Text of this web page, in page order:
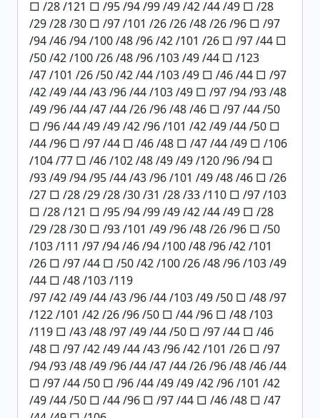
□ /28 /121 □ /95 /94 /99 /49 /42 /44 /49 □ /28
/29 /28 /30 □ /97 /101 /26 /26 /48 /26 /96 □ /97
/94 /46 /94 /100 /48 /96 /42 /101 /26 □ /97 /44 □
/50 /42 /100 /26 /48 /96 /103 /49 /44 □ /123
/47 /101 /26 /50 /42 /44 /103 /49 □ /46 /44 □ /97
/42 /49 /44 /43 /96 /44 /103 /49 □ /97 /94 /93 /48
/49 /96 /44 /47 /44 /26 /96 /48 /46 □ /97 /44 /50
□ /96 /44 /49 /49 /42 /96 /101 /42 /49 /44 /50 □
/44 /96 □ /97 /44 □ /46 /48 □ /47 /44 /49 □ /106
/104 /77 □ /46 /102 /48 /49 /49 /120 /96 /94 □
/93 /49 /94 /95 /44 /43 /96 /101 /49 /48 /46 □ /26
/27 □ /28 /29 /28 /30 /31 /28 /33 /110 □ /97 /103
□ /28 /121 □ /95 /94 /99 /49 /42 /44 /49 □ /28
/29 /28 /30 □ /93 /101 /49 /96 /48 /26 /96 □ /50
/103 /111 /97 /94 /46 /94 /100 /48 /96 /42 /101
/26 □ /97 /44 □ /50 /42 /100 /26 /48 /96 /103 /49
/44 □ /48 /103 /119
/97 /42 /49 /44 /43 /96 /44 /103 /49 /50 □ /48 /97
/122 /101 /42 /26 /96 /50 □ /44 /96 □ /48 /103
/119 □ /43 /48 /97 /49 /44 /50 □ /97 /44 □ /46
/48 □ /97 /42 /49 /44 /43 /96 /42 /101 /26 □ /97
/94 /93 /48 /49 /96 /44 /47 /44 /26 /96 /48 /46 /44
□ /97 /44 /50 □ /96 /44 /49 /49 /42 /96 /101 /42
/49 /44 /50 □ /44 /96 □ /97 /44 □ /46 /48 □ /47